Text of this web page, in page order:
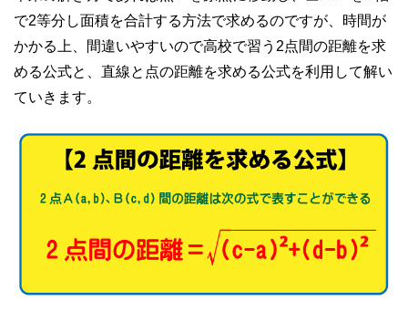
で2等分し面積を合計する方法で求めるのですが、時間が
かかる上、間違いやすいので高校で習う2点間の距離を求
める公式と、直線と点の距離を求める公式を利用して解い
ていきます。